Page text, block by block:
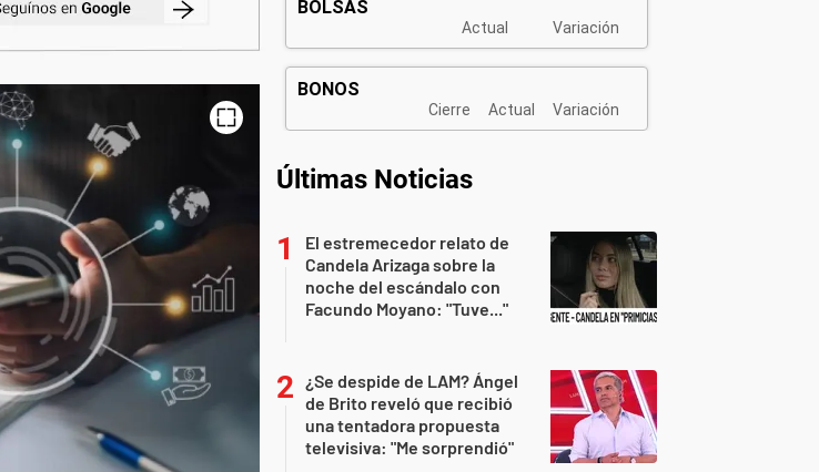
Últimas Noticias
El estremecedor relato de
Candela Arizaga sobre la
noche del escándalo con
Facundo Moyano: "Tuve..."
¿Se despide de LAM? Ángel
de Brito reveló que recibió
una tentadora propuesta
televisiva: "Me sorprendió"